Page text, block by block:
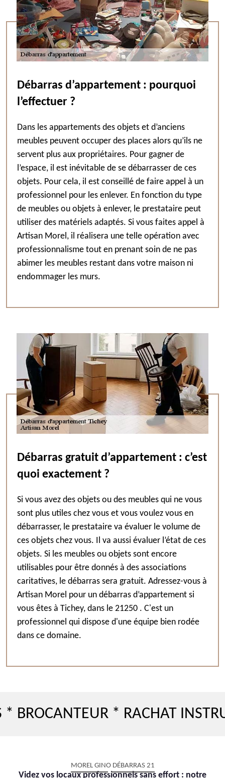
Débarras d’appartement : pourquoi
l’effectuer ?
Dans les appartements des objets et d’anciens
meubles peuvent occuper des places alors qu’ils ne
servent plus aux propriétaires. Pour gagner de
l’espace, il est inévitable de se débarrasser de ces
objets. Pour cela, il est conseillé de faire appel à un
professionnel pour les enlever. En fonction du type
de meubles ou objets à enlever, le prestataire peut
utiliser des matériels adaptés. Si vous faites appel à
Artisan Morel, il réalisera une telle opération avec
professionnalisme tout en prenant soin de ne pas
abimer les meubles restant dans votre maison ni
endommager les murs.
Débarras gratuit d’appartement : c’est
quoi exactement ?
Si vous avez des objets ou des meubles qui ne vous
sont plus utiles chez vous et vous voulez vous en
débarrasser, le prestataire va évaluer le volume de
ces objets chez vous. Il va aussi évaluer l’état de ces
objets. Si les meubles ou objets sont encore
utilisables pour être donnés à des associations
caritatives, le débarras sera gratuit. Adressez-vous à
Artisan Morel pour un débarras d’appartement si
vous êtes à Tichey, dans le 21250 . C'est un
professionnel qui dispose d'une équipe bien rodée
dans ce domaine.
* RACHAT
MOREL GINO DÉBARRAS 21
Videz vos locaux professionnels sans effort : notre